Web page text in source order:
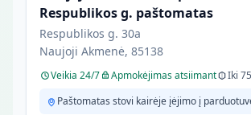
Respublikos g. paštomatas
Respublikos g. 30a
Naujoji Akmenė, 85138
Veikia 24/7 Apmokėjimas atsiimant
Iki
Paštomatas stovi kairėje įėjimo į